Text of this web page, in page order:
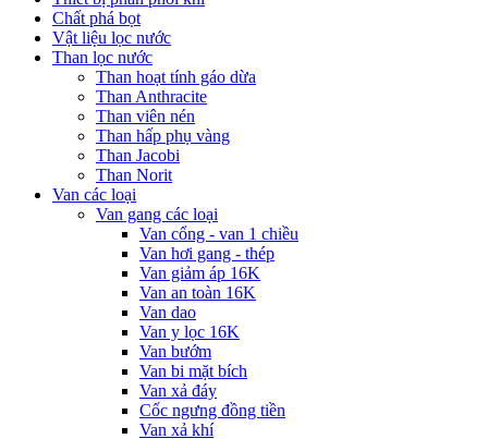
Chất phá bọt
Vật liệu lọc nước
Than lọc nước
Than hoạt tính gáo dừa
Than Anthracite
Than viên nén
Than hấp phụ vàng
Than Jacobi
Than Norit
Van các loại
Van gang các loại
Van cổng - van 1 chiều
Van hơi gang - thép
Van giảm áp 16K
Van an toàn 16K
Van dao
Van y lọc 16K
Van bướm
Van bi mặt bích
Van xả đáy
Cốc ngưng đồng tiền
Van xả khí